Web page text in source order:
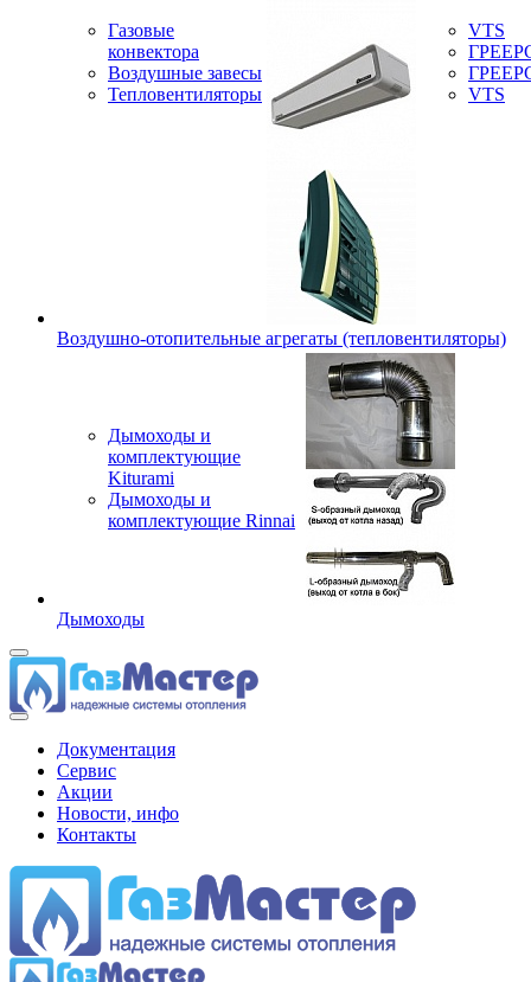
Газовые
конвектора
Воздушные завесы
Тепловентиляторы
VTS
VTS
Воздушно-отопительные агрегаты (тепловентиляторы)
Дымоходы и
комплектующие
Kiturami
Дымоходы и
комплектующие Rinnai
Дымоходы
Документация
Сервис
Акции
Новости, инфо
Контакты